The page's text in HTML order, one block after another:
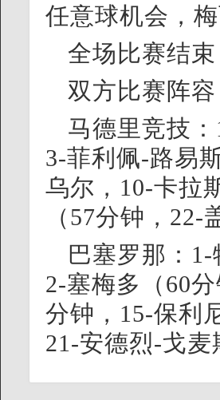
任意球机会，
全场比赛结
双方比赛阵容
马德里竞技
3-菲利佩-路易
乌尔，10-卡拉
（57分钟，
巴塞罗那：
2-塞梅多（60
分钟，15-保利
21-安德烈-戈